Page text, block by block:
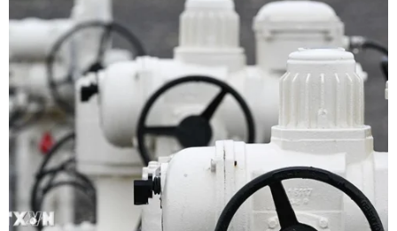
HaNoi Midnight Sale: Cú hích phát triển
thương mại điện tử